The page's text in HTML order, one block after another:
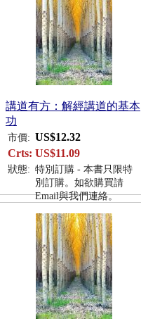
講道有方：解經講道的基本
功
市價: US$12.32
Crts: US$11.09
狀態: 特別訂購 - 本書只限特
別訂購。如欲購買請
Email與我們連絡。